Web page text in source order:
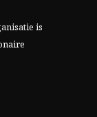
is